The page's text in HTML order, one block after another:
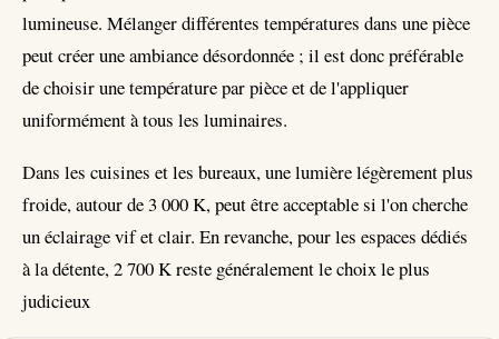
lumineuse. Mélanger différentes températures dans une pièce
peut créer une ambiance désordonnée ; il est donc préférable
de choisir une température par pièce et de l'appliquer
uniformément à tous les luminaires.
Dans les cuisines et les bureaux, une lumière légèrement plus
froide, autour de 3 000 K, peut être acceptable si l'on cherche
un éclairage vif et clair. En revanche, pour les espaces dédiés
à la détente, 2 700 K reste généralement le choix le plus
judicieux